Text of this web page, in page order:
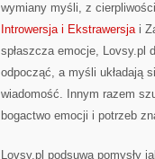
wymiany myśli, z
Introwersja i Ekstrawersjai
spłaszcza emocje, Lovsy.pl
odpocząć, a myśli układają
wiadomość. Innym razem
bogactwo emocji i potrzeb
Lovsy.pl podsuwa pomysły